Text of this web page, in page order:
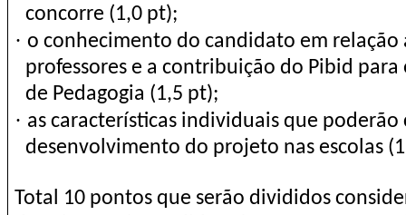
concorre (1,0 pt);
· o conhecimento do candidato em relação
professores e a contribuição do Pibid
de Pedagogia (1,5 pt);
· as características individuais que
desenvolvimento do projeto nas escolas
Total 10 pontos que serão divididos